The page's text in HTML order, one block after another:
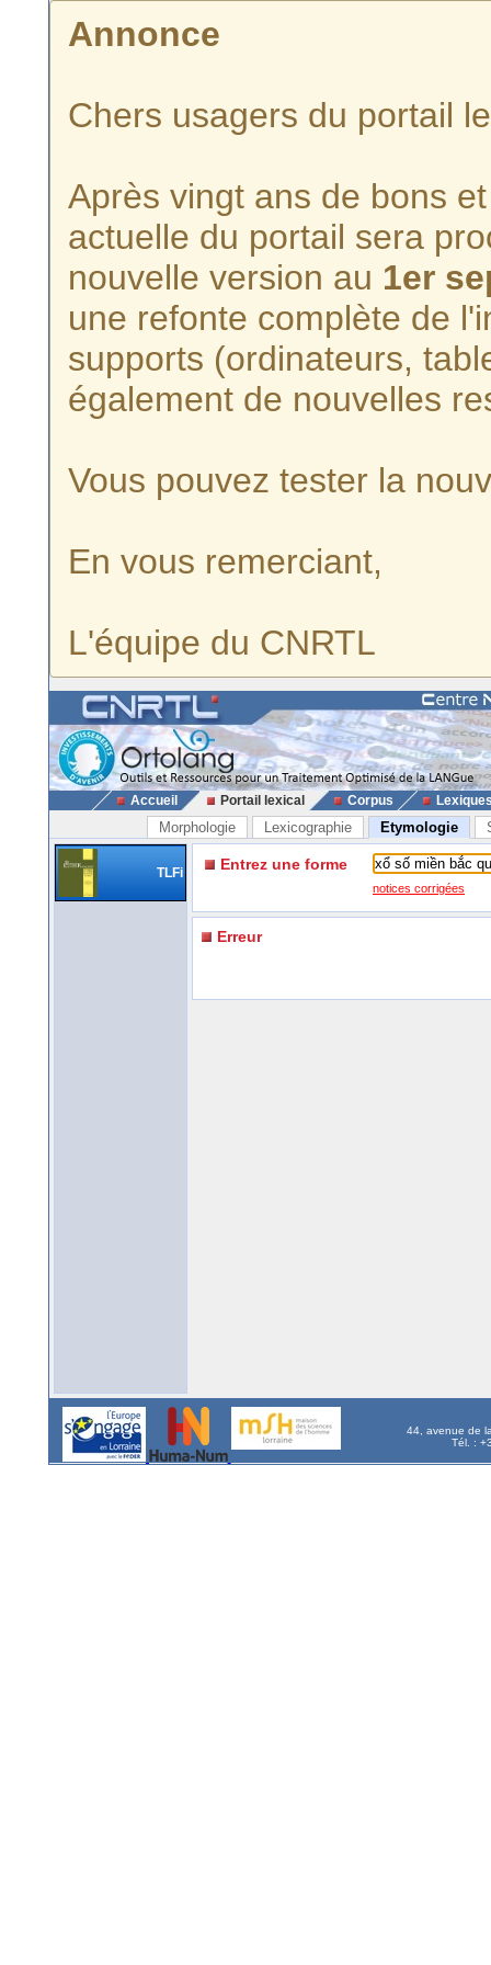
Annonce
Chers usagers du portail
Après vingt ans de bons
actuelle du portail sera
nouvelle version au 1er
une refonte complète de
supports (ordinateurs,
également de nouvelles
Vous pouvez tester la
En vous remerciant,
L'équipe du CNRTL
Accueil Portail lexical Corpus
Morphologie Lexicographie Etymologie
TLFi Entrez une forme
notices corrigées
Erreur
44, avenue de
Tél. :